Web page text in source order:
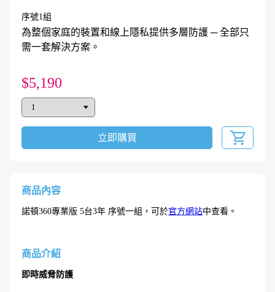
序號1組
為整個家庭的裝置和線上隱私提供多層防護 ─ 全部只
需一套解決方案。
$5,190
立即購買
商品內容
諾頓360專業版 5台3年 序號一組，可於官方網站中查看。
商品介紹
即時威脅防護